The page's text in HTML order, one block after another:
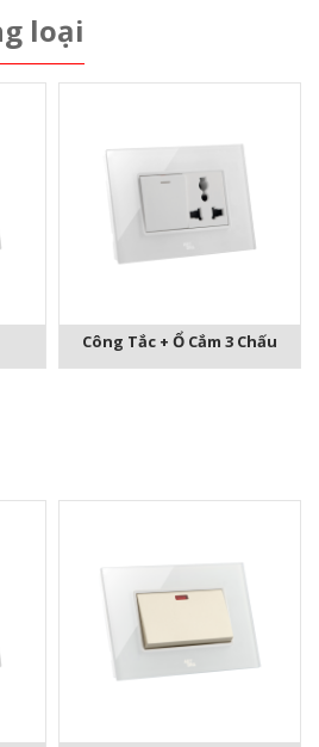
loại
Công Tắc + Ổ Cắm 3 Chấu